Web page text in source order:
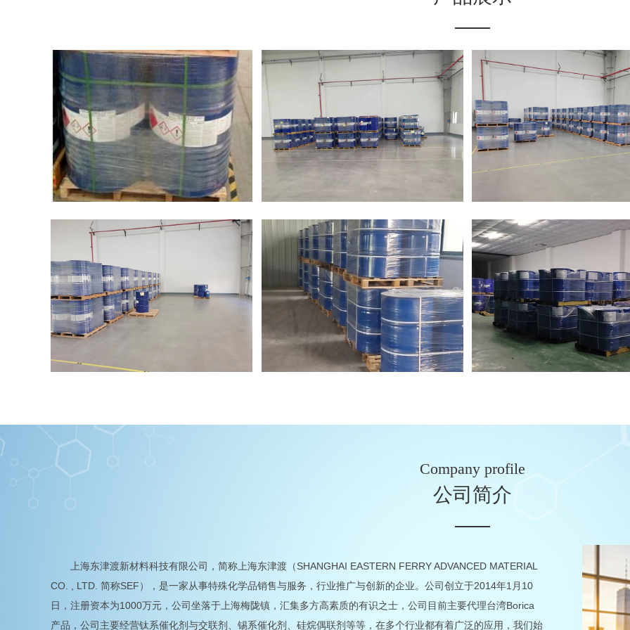
钛系催化剂、交联剂 钛催化剂 钛催化剂
Company profile
公司简介
上海东津渡新材料科技有限公司，简称上海东津渡（SHANGHAI EASTERN FERRY ADVANCED MATERIAL
CO. , LTD. 简称SEF），是一家从事特殊化学品销售与服务，行业推广与创新的企业。公司创立于2014年1月10
日，注册资本为1000万元，公司坐落于上海梅陇镇，汇集多方高素质的有识之士，公司目前主要代理台湾Borica
产品，公司主要经营钛系催化剂与交联剂、锡系催化剂、硅烷偶联剂等等，在多个行业都有着广泛的应用，我们始